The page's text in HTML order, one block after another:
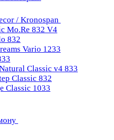
/ Kronospan
Mo.Re 832 V4
832
Vario 1233
Classic v4 833
Classic 832
Classic 1033